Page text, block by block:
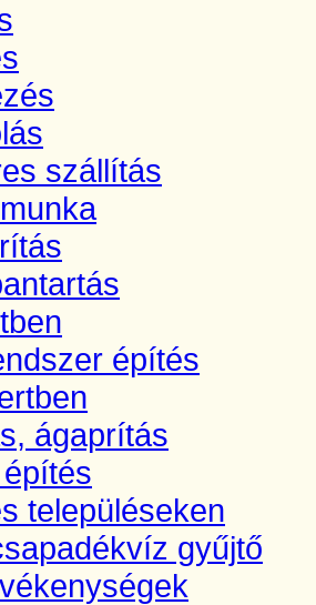
szállítás
építés
ágaprítás
településeken
gyűjtő